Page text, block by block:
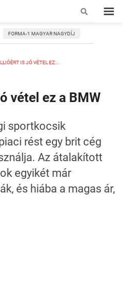
FORMA-1 MAGYAR NAGYDÍJ
IS JÓ VÉTEL EZ...
vétel ez a BMW
sportkocsik
rést egy brit cég
Az átalakított
egyikét már
és hiába a magas ár,